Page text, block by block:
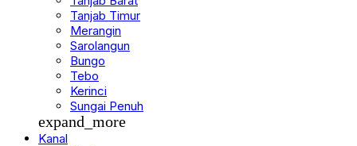
Tanjab Timur
Merangin
Sarolangun
Bungo
Tebo
Kerinci
Sungai Penuh
expand_more
Kanal